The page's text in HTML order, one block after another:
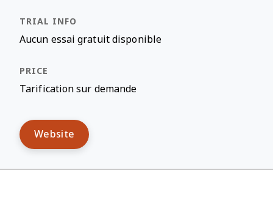
Aucun essai gratuit disponible
Tarification sur demande
Website